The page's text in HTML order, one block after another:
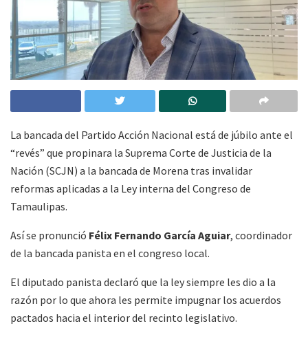
La bancada del Partido Acción Nacional está de júbilo ante el
“revés” que propinara la Suprema Corte de Justicia de la
Nación (SCJN) a la bancada de Morena tras invalidar
reformas aplicadas a la Ley interna del Congreso de
Tamaulipas.
Así se pronunció Félix Fernando García Aguiar, coordinador
de la bancada panista en el congreso local.
El diputado panista declaró que la ley siempre les dio a la
razón por lo que ahora les permite impugnar los acuerdos
pactados hacia el interior del recinto legislativo.